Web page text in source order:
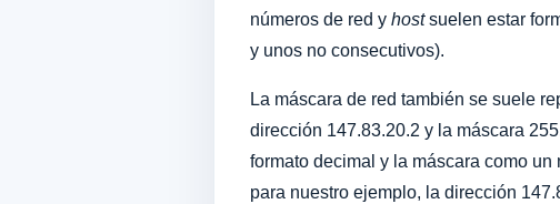
números de red y hostsuelen estar
y unos no consecutivos).
La máscara de red también se suele
dirección 147.83.20.2 y la máscara
formato decimal y la máscara como
para nuestro ejemplo, la dirección